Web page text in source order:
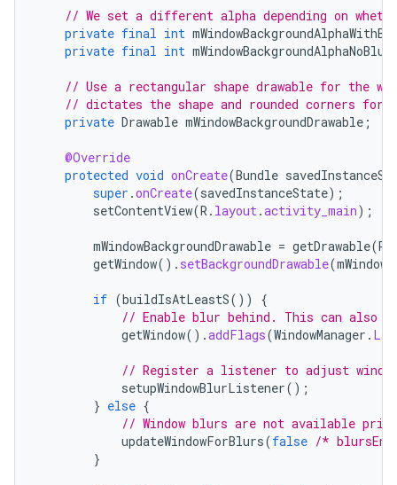
// We set a different alpha depending on
private final int
private final int mWindowBackgroundAlphaNoBlur
// Use a rectangular shape drawable for the
// dictates the shape and rounded corners for
private Drawable mWindowBackgroundDrawable ;
@Override
protected void onCreate(Bundle
super .onCreate(savedInstanceState);
setContentView(R . layout.activity_main);
mWindowBackgroundDrawable = getDrawable(R
getWindow(). setBackgroundDrawable(
if (buildIsAtLeastS())
{
// Enable blur behind. This can also
getWindow().addFlags(WindowManager .
// Register a listener to adjust window
setupWindowBlurListener();
} else {
// Window blurs are not available
updateWindowForBlurs(false /*
}